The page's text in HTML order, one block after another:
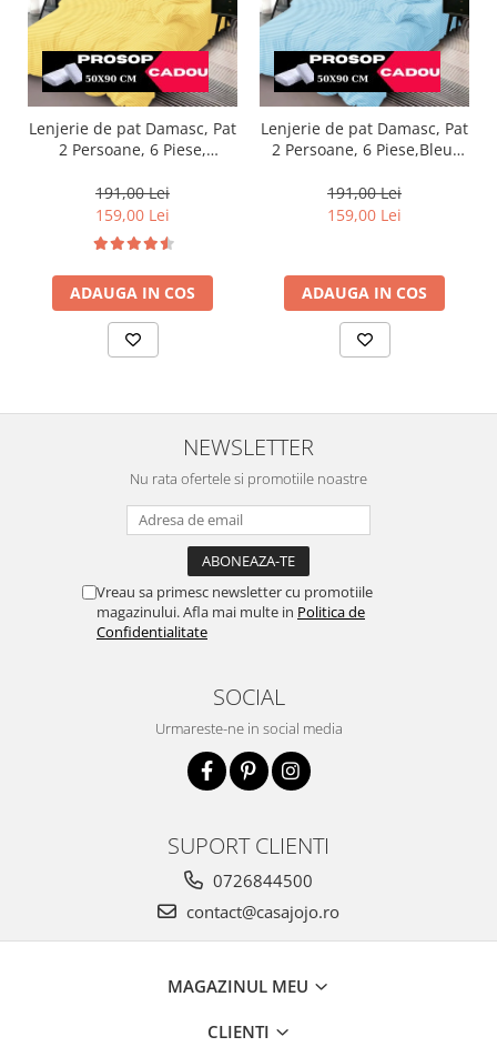
Lenjerie de pat Damasc, Pat
2 Persoane, 6 Piese,
191,00 Lei
159,00 Lei
ADAUGA IN COS
Lenjerie de pat Damasc, Pat
2 Persoane, 6 Piese,Bleu-
191,00 Lei
159,00 Lei
ADAUGA IN COS
NEWSLETTER
Nu rata ofertele si promotiile noastre
Vreau sa primesc newsletter cu promotiile
magazinului. Afla mai multe in Politica de
Confidentialitate
SOCIAL
Urmareste-ne in social media
SUPORT CLIENTI
0726844500
contact@casajojo.ro
MAGAZINUL MEU
CLIENTI